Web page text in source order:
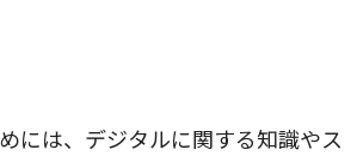
には、デジタルに関する知識やス